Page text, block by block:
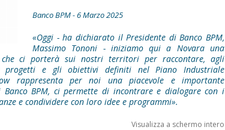
Banco BPM - 6 Marzo 2025
«Oggi - ha dichiarato il Presidente di Banco BPM,
Massimo Tononi - iniziamo qui a Novara una
ci porterà sui nostri territori per raccontare, agli
e gli obiettivi definiti nel Piano Industriale
rappresenta per noi una piacevole e importante
BPM, ci permette di incontrare e dialogare con i
e condividere con loro idee e programmi».
Visualizza a schermo intero